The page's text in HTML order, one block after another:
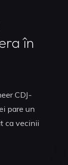
în
CDJ-
pare un
ca vecinii